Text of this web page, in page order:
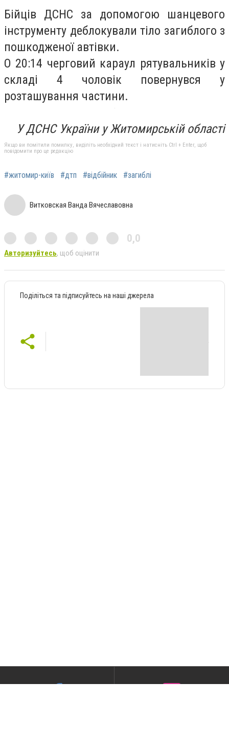
Бійців ДСНС за допомогою шанцевого
інструменту деблокували тіло загиблого з
пошкодженої автівки.
О 20:14 черговий караул рятувальників у
складі 4 чоловік повернувся у
розташування частини.
У ДСНС України у Житомирській області
Якщо ви помітили помилку, виділіть необхідний текст і натисніть Ctrl + Enter, щоб
повідомити про це редакцію
#житомир-київ #дтп #відбійник #загиблі
Витковская Ванда Вячеславовна
0,0
Авторизуйтесь, щоб оцінити
Поділіться та підписуйтесь на наші джерела